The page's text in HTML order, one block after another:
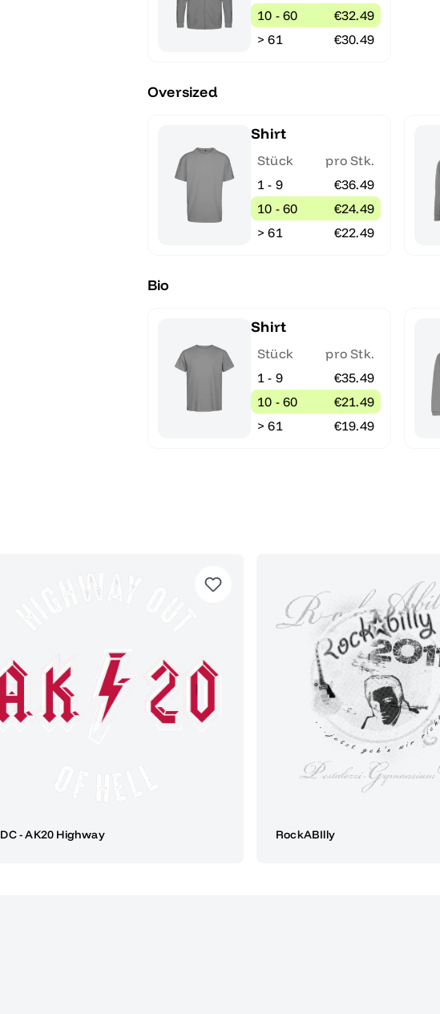
10 - 60
€32.49
> 61
€30.49
Oversized
Shirt
Stück
pro Stk.
1 - 9
€36.49
10 - 60
€24.49
> 61
€22.49
Bio
Shirt
Stück
pro Stk.
1 - 9
€35.49
10 - 60
€21.49
> 61
€19.49
- AK20 Highway RockABIlly